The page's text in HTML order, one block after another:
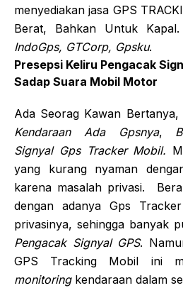
menyediakan jasa GPS
Berat, Bahkan Untuk
IndoGps, GTCorp, Gpsku.
Presepsi Keliru Pengacak
Sadap Suara Mobil Motor
Ada Seorag Kawan Bertanya,
Kendaraan Ada Gpsnya,
Signyal Gps Tracker Mobil.
yang kurang nyaman
karena masalah privasi.
dengan adanya Gps
privasinya, sehingga banyak
Pengacak Signyal GPS.
GPS Tracking Mobil ini
monitoringkendaraan dalam